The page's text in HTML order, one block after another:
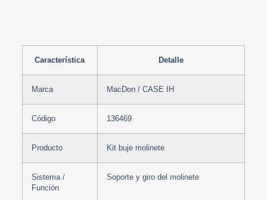
Característica Detalle
Marca MacDon / CASE IH
Código 136469
Producto Kit buje molinete
Sistema /
Función
Soporte y giro del molinete